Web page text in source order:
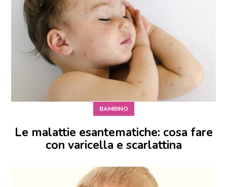
BAMBINO
Le malattie esantematiche: cosa fare
con varicella e scarlattina